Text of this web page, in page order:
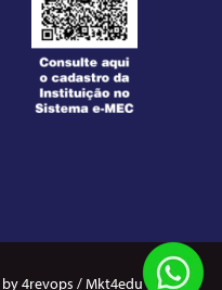
4revops / Mkt4edu